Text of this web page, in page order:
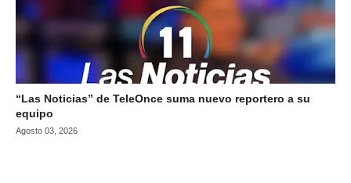
“Las Noticias” de TeleOnce suma nuevo reportero a su
equipo
Agosto 03, 2026